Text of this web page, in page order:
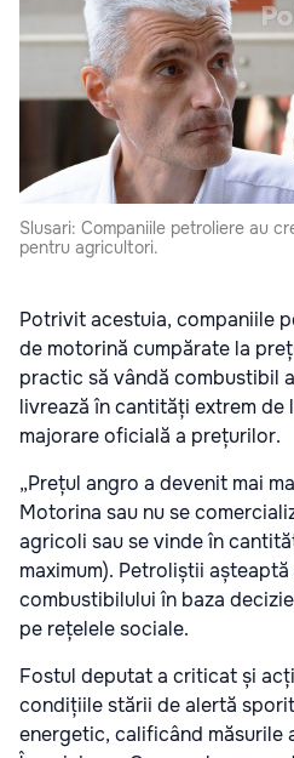
Slusari: Companiile petroliere au
pentru agricultori.
Potrivit acestuia, companiile
de motorină cumpărate la
practic să vândă combustibil
livrează în cantități extrem de
majorare oficială a prețurilor.
„Prețul angro a devenit mai
Motorina sau nu se
agricoli sau se vinde în
maximum). Petroliștii
combustibilului în baza
pe rețelele sociale.
Fostul deputat a criticat și
condițiile stării de alertă
energetic, calificând măsurile